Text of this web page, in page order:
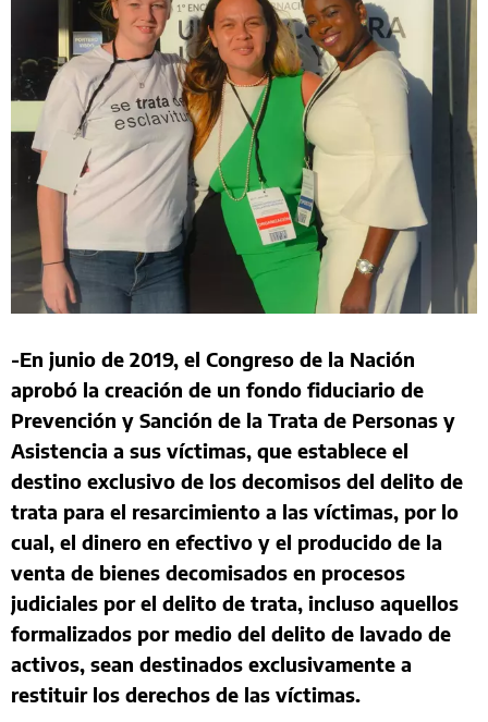
-En junio de 2019, el Congreso de la Nación
aprobó la creación de un fondo fiduciario de
Prevención y Sanción de la Trata de Personas y
Asistencia a sus víctimas, que establece el
destino exclusivo de los decomisos del delito de
trata para el resarcimiento a las víctimas, por lo
cual, el dinero en efectivo y el producido de la
venta de bienes decomisados en procesos
judiciales por el delito de trata, incluso aquellos
formalizados por medio del delito de lavado de
activos, sean destinados exclusivamente a
restituir los derechos de las víctimas.